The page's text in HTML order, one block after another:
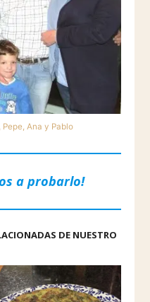
Ana y Pablo
a probarlo!
DE NUESTRO